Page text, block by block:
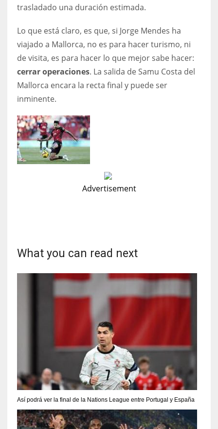
17
DAL
22
WSH
26
trasladado una duración estimada.
Lo que está claro, es que, si Jorge Mendes ha
viajado a Mallorca, no es para hacer turismo, ni
de visita, es para hacer lo que mejor sabe hacer:
cerrar operaciones. La salida de Samu Costa del
Mallorca encara la recta final y puede ser
inminente.
Advertisement
What you can read next
Así podrá ver la final de la Nations League entre Portugal y España